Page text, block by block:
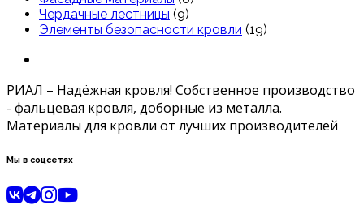
Чердачные лестницы (9)
Элементы безопасности кровли (19)
РИАЛ – Надёжная кровля! Собственное производство
- фальцевая кровля, доборные из металла.
Материалы для кровли от лучших производителей
Мы в соцсетях